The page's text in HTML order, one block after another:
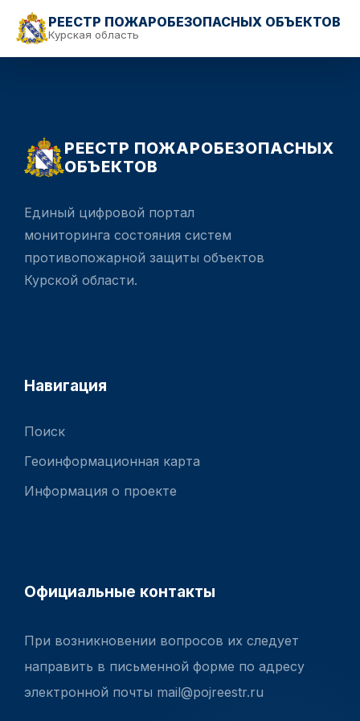
РЕЕСТР ПОЖАРОБЕЗОПАСНЫХ ОБЪЕКТОВ
Курская область
РЕЕСТР ПОЖАРОБЕЗОПАСНЫХ
ОБЪЕКТОВ
Единый цифровой портал
мониторинга состояния систем
противопожарной защиты объектов
Курской области.
Навигация
Поиск
Геоинформационная карта
Информация о проекте
Официальные контакты
При возникновении вопросов их следует
направить в письменной форме по адресу
электронной почты mail@pojreestr.ru